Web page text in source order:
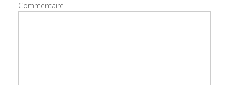
Commentaire